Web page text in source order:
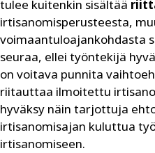
tulee kuitenkin sisältää
irtisanomisperusteesta,
voimaantuloajankohdasta
seuraa, ellei työntekijä
on voitava punnita
riitauttaa ilmoitettu
hyväksy näin tarjottuja
irtisanomisajan kuluttua
irtisanomiseen.